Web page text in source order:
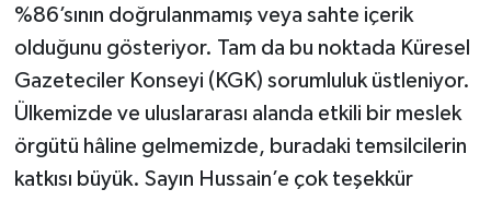
%86’sının doğrulanmamış veya sahte içerik
olduğunu gösteriyor. Tam da bu noktada Küresel
Gazeteciler Konseyi (KGK) sorumluluk üstleniyor.
Ülkemizde ve uluslararası alanda etkili bir meslek
örgütü hâline gelmemizde, buradaki temsilcilerin
katkısı büyük. Sayın Hussain’e çok teşekkür